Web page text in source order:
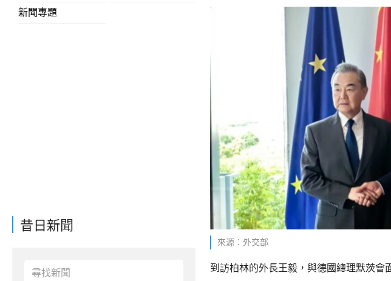
新聞專題
昔日新聞
來源：外交部
到訪柏林的外長王毅，與德國總理默茨會